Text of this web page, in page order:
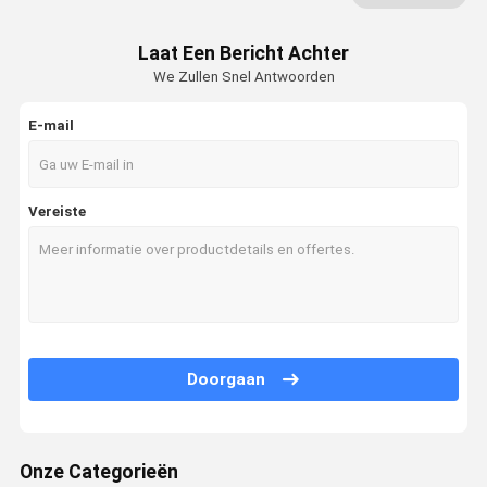
De Zuiveringsinstallatie van de autolucht
HepaLuchtzuiveringstoestel
De Zuiveringsinstallatie van de plasmalucht
Ionische Luchtzuiveringsinstallatie
UVluchtsterilisator
De Filters van de koolstoflucht
Laat Een Bericht Achter
We Zullen Snel Antwoorden
E-mail
Vereiste
Doorgaan
Onze Categorieën